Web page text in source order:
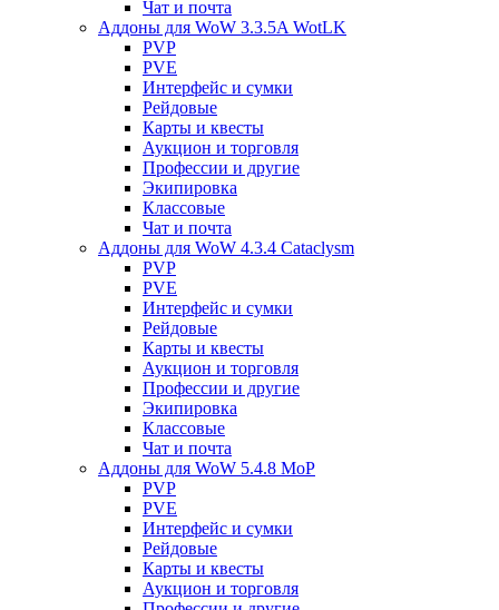
Чат и почта
Аддоны для WoW 3.3.5A WotLK
PVP
PVE
Интерфейс и сумки
Рейдовые
Карты и квесты
Аукцион и торговля
Профессии и другие
Экипировка
Классовые
Чат и почта
Аддоны для WoW 4.3.4 Cataclysm
PVP
PVE
Интерфейс и сумки
Рейдовые
Карты и квесты
Аукцион и торговля
Профессии и другие
Экипировка
Классовые
Чат и почта
Аддоны для WoW 5.4.8 MoP
PVP
PVE
Интерфейс и сумки
Рейдовые
Карты и квесты
Аукцион и торговля